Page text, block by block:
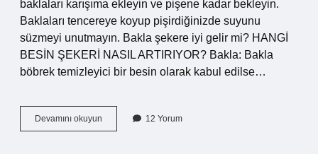
baklaları karışıma ekleyin ve pişene kadar bekleyin.
Baklaları tencereye koyup pişirdiğinizde suyunu
süzmeyi unutmayın. Bakla şekere iyi gelir mi? HANGİ
BESİN ŞEKERİ NASIL ARTIRIYOR? Bakla: Bakla
böbrek temizleyici bir besin olarak kabul edilse…
Devamını okuyun
Şeker
12 Yorum